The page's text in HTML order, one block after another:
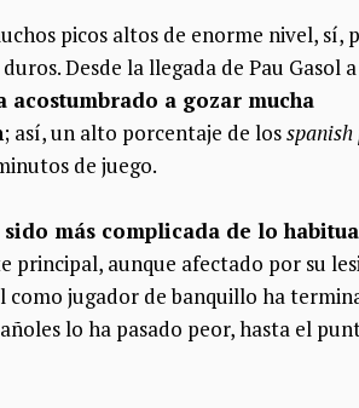
picos altos de enorme nivel, sí,
Desde la llegada de Pau Gasol
acostumbrado a gozar mucha
; así, un alto porcentaje de los
de juego.
sido más complicada de lo
principal, aunque afectado por su
como jugador de banquillo ha
lo ha pasado peor, hasta el